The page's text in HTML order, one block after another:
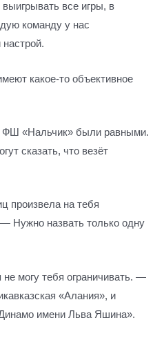
все игры, в
команду у нас
какое-то объективное
«Нальчик» были равными.
сказать, что везёт
произвела на тебя
Нужно назвать только одну
могу тебя ограничивать. —
«Алания», и
имени Льва Яшина».